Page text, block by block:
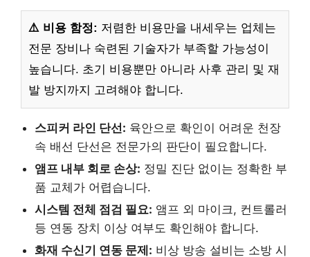
⚠️ 비용 함정: 저렴한 비용만을 내세우는 업체는
전문 장비나 숙련된 기술자가 부족할 가능성이
높습니다. 초기 비용뿐만 아니라 사후 관리 및 재
발 방지까지 고려해야 합니다.
스피커 라인 단선: 육안으로 확인이 어려운 천장
속 배선 단선은 전문가의 판단이 필요합니다.
앰프 내부 회로 손상: 정밀 진단 없이는 정확한 부
품 교체가 어렵습니다.
시스템 전체 점검 필요: 앰프 외 마이크, 컨트롤러
등 연동 장치 이상 여부도 확인해야 합니다.
화재 수신기 연동 문제: 비상 방송 설비는 소방 시